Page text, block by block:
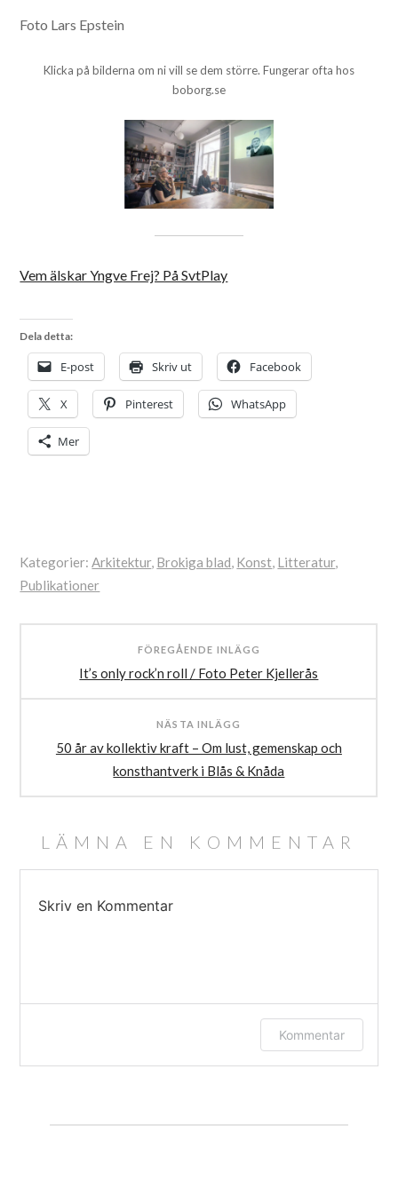
Foto Lars Epstein
Klicka på bilderna om ni vill se dem större. Fungerar ofta hos
boborg.se
Vem älskar Yngve Frej? På SvtPlay
Dela detta:
E-post Skriv ut Facebook
X Pinterest WhatsApp
Mer
Kategorier:Arkitektur, Brokiga blad, Konst, Litteratur,
Publikationer
Slas,
Claesson ,
FÖREGÅENDE INLÄGG
It’s only rock’n roll / Foto Peter Kjellerås
NÄSTA INLÄGG
50 år av kollektiv kraft – Om lust, gemenskap och
konsthantverk i Blås & Knåda
LÄMNA EN KOMMENTAR
Skriv en Kommentar
Logga in eller ange ditt namn och e-post
Kommentar